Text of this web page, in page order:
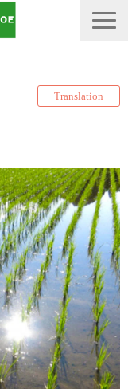
Translation